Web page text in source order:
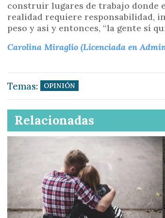
construir lugares de trabajo donde
realidad requiere responsabilidad,
peso y asi y entonces, “la gente sí
Carolina Miraglio (Licenciada en
Temas: OPINIÓN
Relacionadas